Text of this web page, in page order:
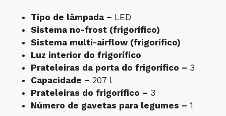
Tipo de lâmpada – LED
Sistema no-frost (frigorífico)
Sistema multi-airflow (frigorífico)
Luz interior do frigorífico
Prateleiras da porta do frigorífico – 3
Capacidade – 207 l
Prateleiras do frigorífico – 3
Número de gavetas para legumes – 1